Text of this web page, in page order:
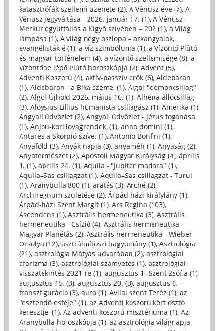
katasztrófák szellemi üzenete (2), A Vénusz éve (7), A
Vénusz jegyváltása - 2026. január 17. (1), A Vénusz–
Merkúr együttállás a Kígyó szívében – 202 (1), a Világ
lámpása (1), A világ négy oszlopa – arkangyalok,
evangélisták é (1), a víz szimbóluma (1), a Vízöntő Plútó
és magyar történelem (4), a vízöntő szellemisége (8), a
Vízöntőbe lépő Plútó horoszkópja (2), Advent (5),
Adventi Koszorú (4), aktív-passzív erők (6), Aldebaran
(1), Aldebaran - a Bika szeme, (1), Algol-"démoncsillag"
(2), Algol-Újhold 2026. május 16. (1), Alhena állócsillag
(3), Aloysius Lillius humanista csillagász (1), Amerika (1),
Angyali üdvözlet (2), Angyali üdvözlet - Jézus foganása
(1), Anjou-kori lovagrendek, (1), anno domini (1),
Antares a Skorpió szíve. (1), Antonio Bonfini (1),
Anyaföld (3), Anyák napja (3), anyaméh (1), Anyaság (2),
Anyatermészet (2), Apostoli Magyar Királyság (4), április
1. (1), április 24. (1), Aquila - "Jupiter madara" (1),
Aquila–Sas csillagzat (1), Aquila–Sas csillagzat - Turul
(1), Aranybulla 800 (1), aratás (3), Arché (2),
Archiregnum születése (2), Árpád-házi királylány (1),
Árpád-házi Szent Margit (1), Ars Regina (103),
Ascendens (1), Asztrális hermeneutika (3), Asztrális
hermeneutika - Csízió (4), Asztrális hermeneutika -
Magyar Planétás (2), Asztrális hermeneutika - Wieber
Orsolya (12), asztrálmítoszi hagyomány (1), Asztrológia
(21), asztrológia Mátyás udvarában (2), asztrológiai
aforizma (3), asztrológiai számvetés (1), asztrológiai
visszatekintés 2021-re (1), augusztus 1- Szent Zsófia (1),
augusztus 15. (3), augusztus 20. (3), augusztus 6. -
transzfiguráció (3), aura (1), Avilai szent Teréz (1), az
"esztendő estéje" (1), az Adventi koszorú kört osztó
keresztje, (1), Az adventi koszorú misztériuma (1), Az
Aranybulla horoszkópja (1), az asztrológia világnapja